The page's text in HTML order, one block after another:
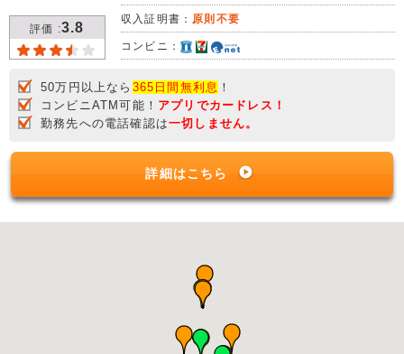
評価 :3.8
収入証明書： 原則不要
コンビニ：
50万円以上なら 365日間無利息 ！
コンビニATM可能！ アプリでカードレス！
勤務先への電話確認は一切しません。
詳細はこちら